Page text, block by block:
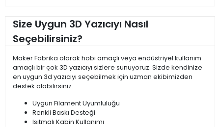
Size Uygun 3D Yazıcıyı Nasıl
Seçebilirsiniz?
Maker Fabrika olarak hobi amaçlı veya endüstriyel kullanım
amaçlı bir çok 3D yazıcıyı sizlere sunuyoruz. Sizde kendinize
en uygun 3d yazıcıyı seçebilmek için uzman ekibimizden
destek alabilirsiniz.
Uygun Filament Uyumluluğu
Renkli Baskı Desteği
Isıtmalı Kabin Kullanımı